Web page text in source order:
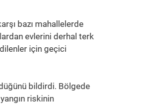
bazı mahallelerde
evlerini derhal terk
için geçici
bildirdi. Bölgede
riskinin